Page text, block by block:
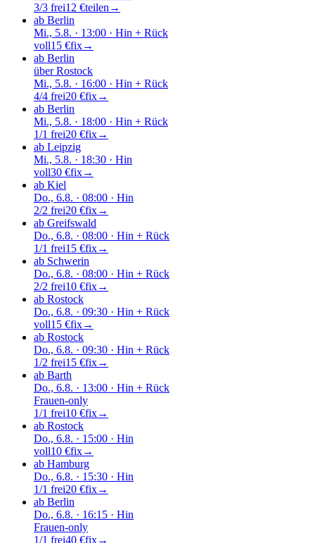
3/3 frei12 €teilen →
ab Berlin
Mi., 5.8. · 13:00 · Hin + Rück
voll15 €fix→
ab Berlin
überRostock
Mi., 5.8. · 16:00 · Hin + Rück
4/4 frei20 €fix→
ab Berlin
Mi., 5.8. · 18:00 · Hin + Rück
1/1 frei20 €fix→
ab Leipzig
Mi., 5.8. · 18:30 · Hin
voll30 €fix→
ab Kiel
Do., 6.8. · 08:00 · Hin
2/2 frei20 €fix→
ab Greifswald
Do., 6.8. · 08:00 · Hin + Rück
1/1 frei15 €fix→
ab Schwerin
Do., 6.8. · 08:00 · Hin + Rück
2/2 frei10 €fix→
ab Rostock
Do., 6.8. · 09:30 · Hin + Rück
voll15 €fix→
ab Rostock
Do., 6.8. · 09:30 · Hin + Rück
1/2 frei15 €fix→
ab Barth
Do., 6.8. · 13:00 · Hin + Rück
Frauen-only
1/1 frei10 €fix→
ab Rostock
Do., 6.8. · 15:00 · Hin
voll10 €fix→
ab Hamburg
Do., 6.8. · 15:30 · Hin
1/1 frei20 €fix→
ab Berlin
Do., 6.8. · 16:15 · Hin
Frauen-only
1/1 frei40 €fix→